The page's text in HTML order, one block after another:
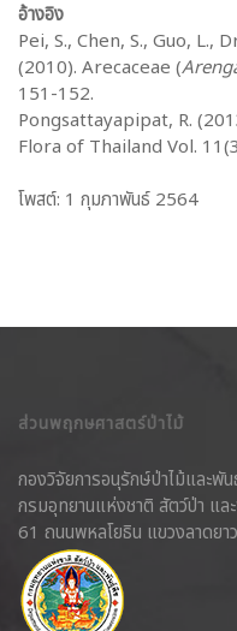
อ้างอิง
Pei, S., Chen, S., Guo, L.,
(2010). Arecaceae (
151-152.
Pongsattayapipat, R.
Flora of Thailand Vol.
โพสต์: 1 กุมภาพันธ์ 2564
ส่วนพฤกษศาสตร์ป่าไม้
กองวิจัยการอนุรักษ์ป่าไม้และพั
กรมอุทยานแห่งชาติ สัตว์ป่า แล
61 ถนนพหลโยธิน แขวงลาดย